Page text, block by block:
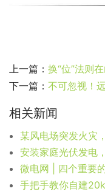
上一篇： 换“位”法则
下一篇： 不可忽视！
相关新闻
某风电场突发火灾
安装家庭光伏发电
微电网 | 四个重要